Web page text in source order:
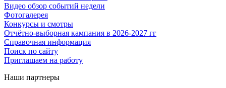
Видео обзор событий недели
Фотогалерея
Конкурсы и смотры
Отчётно-выборная кампания в 2026-2027 гг
Справочная информация
Поиск по сайту
Приглашаем на работу
Наши партнеры